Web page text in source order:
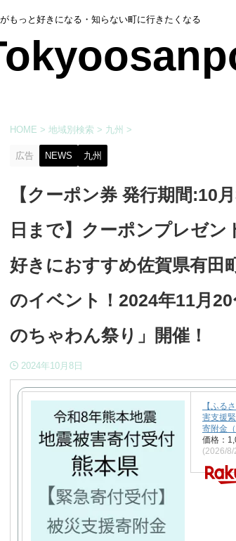
もっと好きになる・知らない町に行きたくなる
HOME > 地域別検索 > 九州 >
広告 NEWS 九州
【クーポン券 発行期間:10
日まで】クーポンプレゼン
好きにおすすめ佐賀県有田
のイベント！2024年11月
のちゃわん祭り」開催！
2024年10月8日
【ふる
害支援
寄附金
価格：
(2026/8/